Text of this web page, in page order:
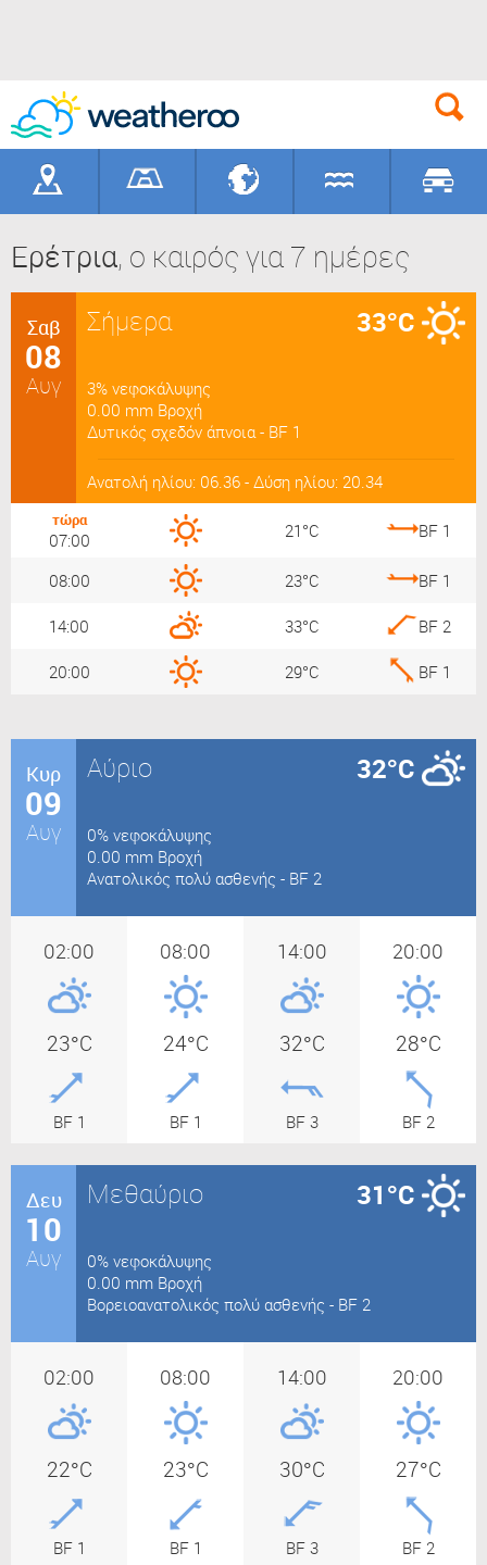
Γεωγραφικά
Ερέτρια, ο καιρός για 7 ημέρες
Σαβ
08
Αυγ
Σήμερα 33°C
3% νεφοκάλυψης
0.00 mm Βροχή
Δυτικός σχεδόν άπνοια - BF 1
Ανατολή ηλίου: 06.36 - Δύση ηλίου: 20.34
τώρα
07:00 21°C BF 1
08:00 23°C BF 1
14:00 33°C BF 2
20:00 29°C BF 1
Κυρ
09
Αυγ
Αύριο 32°C
0% νεφοκάλυψης
0.00 mm Βροχή
Ανατολικός πολύ ασθενής - BF 2
02:00
23°C
BF 1
08:00
24°C
BF 1
14:00
32°C
BF 3
20:00
28°C
BF 2
Δευ
10
Αυγ
Μεθαύριο 31°C
0% νεφοκάλυψης
0.00 mm Βροχή
Βορειοανατολικός πολύ ασθενής - BF 2
02:00
22°C
BF 1
08:00
23°C
BF 1
14:00
30°C
BF 3
20:00
27°C
BF 2